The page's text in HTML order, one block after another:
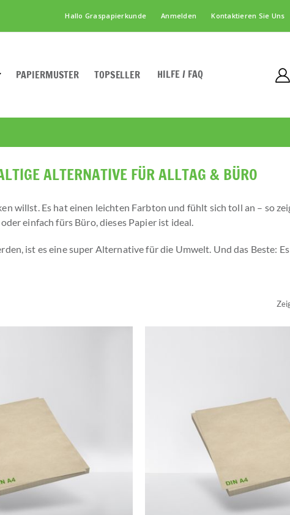
Hallo Graspapierkunde Anmelden Kontaktieren Sie Uns
PAPIERMUSTER TOPSELLER HILFE / FAQ
ALTERNATIVE FÜR ALLTAG & BÜRO
willst. Es hat einen leichten Farbton und fühlt sich toll an – so
einfach fürs Büro, dieses Papier ist ideal.
ist es eine super Alternative für die Umwelt. Und das Beste: